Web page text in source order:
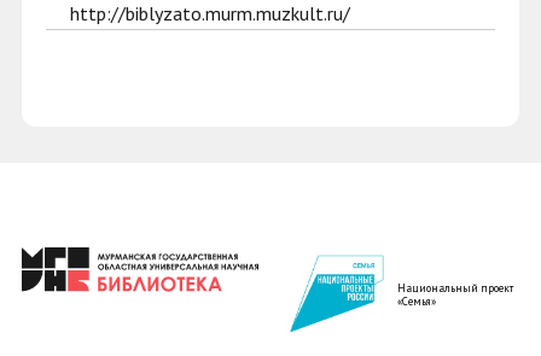
http://biblyzato.murm.muzkult.ru/
Национальный проект
«Семья»